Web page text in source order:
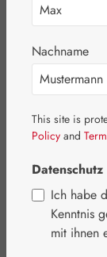
Embamed®
Primavera
Basics
Medien
Eigenprodukte
Kosmetik
Schmuck
Nachname
This site is
Policy and
Datenschutz
Ich habe
Kenntnis
mit ihnen